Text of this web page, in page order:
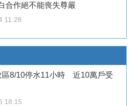
合作絕不能喪失尊嚴
11:28
區8/10停水11小時 近10萬戶受
18:15